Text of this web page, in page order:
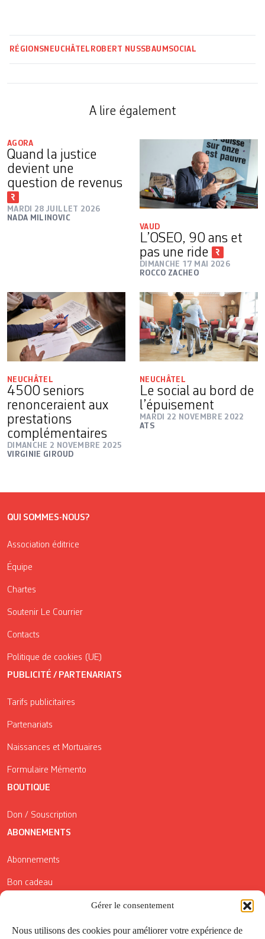
Gérer le consentement
Nous utilisons des cookies pour améliorer votre expérience de
RÉGIONS NEUCHÂTEL ROBERT NUSSBAUM SOCIAL
A lire également
AGORA
Quand la justice
devient une
question de revenus
MARDI 28 JUILLET 2026
NADA MILINOVIC
VAUD
L’OSEO, 90 ans et
pas une ride
DIMANCHE 17 MAI 2026
ROCCO ZACHEO
NEUCHÂTEL
4500 seniors
renonceraient aux
prestations
complémentaires
DIMANCHE 2 NOVEMBRE 2025
VIRGINIE GIROUD
NEUCHÂTEL
Le social au bord de
l’épuisement
MARDI 22 NOVEMBRE 2022
ATS
QUI SOMMES-NOUS?
Association éditrice
Équipe
Chartes
Soutenir Le Courrier
Contacts
Politique de cookies (UE)
PUBLICITÉ / PARTENARIATS
Tarifs publicitaires
Partenariats
Naissances et Mortuaires
Formulaire Mémento
BOUTIQUE
Don / Souscription
ABONNEMENTS
Abonnements
Bon cadeau
Conditions générales de vente
Réductions de la Carte Côté Courrier